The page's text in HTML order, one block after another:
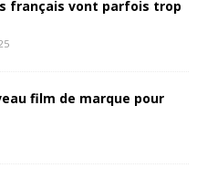
français vont parfois trop
film de marque pour